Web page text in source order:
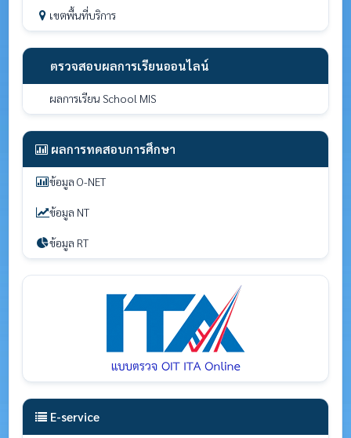
เขตพื้นที่บริการ
ตรวจสอบผลการเรียนออนไลน์
ผลการเรียน School MIS
ผลการทดสอบการศึกษา
ข้อมูล O-NET
ข้อมูล NT
ข้อมูล RT
E-service